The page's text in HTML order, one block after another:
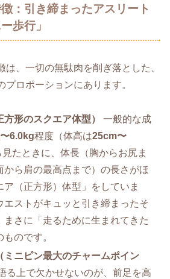
：引き締まったアスリート
歩行」
は、一切の無駄肉を削ぎ落とした、
プロポーションにあります。
形のスクエア体型）
一般的な成
6.0kg程度（体高は25cm〜
見たときに、体長（胸からお尻ま
から肩の最高点まで）の長さがほ
ア（正方形）体型」をしていま
エストがキュッと引き締まったそ
まさに「走るために生まれてきた
のです。
ミニピン最大のチャームポイン
る上で欠かせないのが、前足を高